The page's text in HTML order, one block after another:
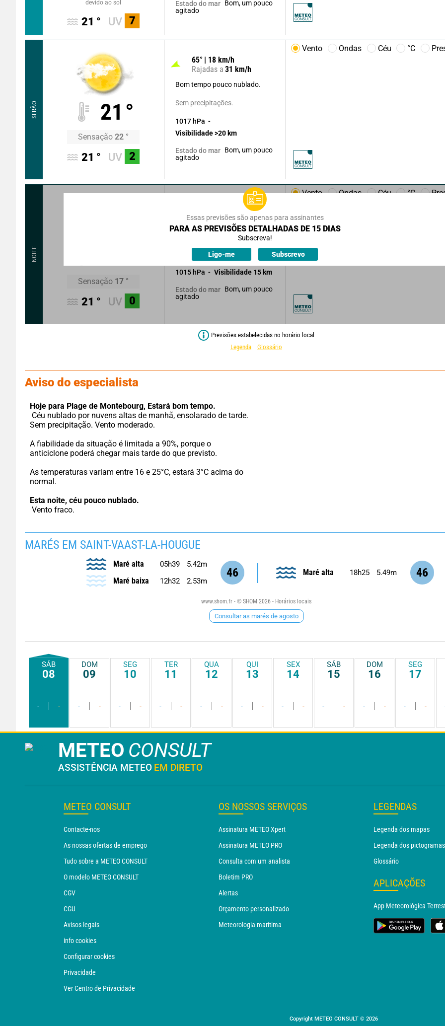
devido ao sol
21 ° UV 7
Estado do mar Bom, um pouco
agitado
SERÃO 21 °
Sensação 22 °
21 ° UV 2
65° 18 km/h
Rajadas a 31 km/h
Bom tempo pouco nublado.
Sem precipitações.
1017 hPa
Visibilidade >20 km
Estado do mar Bom, um pouco
agitado
Vento Ondas Céu °C
NOITE
Sensação 17 °
21 ° UV 0
Rajadas a22 km/h
Bom tempo pouco nublado
tornando-se variável.
Sem precipitações.
1015 hPa Visibilidade 15 km
Estado do mar Bom, um pouco
agitado
Vento Ondas Céu °C
Essas previsões são apenas para assinantes
PARA AS PREVISÕES DETALHADAS DE 15 DIAS
Subscreva!
Ligo-me Subscrevo
Previsões estabelecidas no horário local
Legenda
Glossário
Aviso do especialista
Hoje para Plage de Montebourg, Estará bom tempo.
Sem precipitação. Vento moderado.
A fiabilidade da situação é limitada a 90%, porque o
anticiclone poderá chegar mais tarde do que previsto.
As temperaturas variam entre 16 e 25°C, estará 3°C acima do
normal.
Esta noite, céu pouco nublado.
Vento fraco.
MARÉS EM SAINT-VAAST-LA-HOUGUE
46
Maré alta 05h39 5.42m
Maré baixa 12h32 2.53m
46
Maré alta 18h25 5.49m
www.shom.fr - © SHOM 2026 - Horários locais
Consultar as marés de agosto
SÁB
08
- -
DOM
09
- -
SEG
10
- -
TER
11
- -
QUA
12
- -
QUI
13
- -
SEX
14
- -
SÁB
15
- -
DOM
16
- -
SEG
17
- -
METEO CONSULT
ASSISTÊNCIA METEO EM DIRETO
METEO CONSULT
Contacte-nos
As nossas ofertas de emprego
Tudo sobre a METEO CONSULT
O modelo METEO CONSULT
CGV
CGU
Avisos legais
info cookies
Configurar cookies
Privacidade
Ver Centro de Privacidade
OS NOSSOS SERVIÇOS
Assinatura METEO Xpert
Assinatura METEO PRO
Consulta com um analista
Boletim PRO
Alertas
Orçamento personalizado
Meteorologia marítima
LEGENDAS
Legenda dos mapas
Legenda dos pictogramas
Glossário
APLICAÇÕES
App Meteorológica
Copyright METEO CONSULT © 2026